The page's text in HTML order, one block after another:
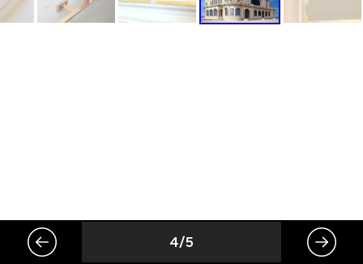
Creează cont
4/5